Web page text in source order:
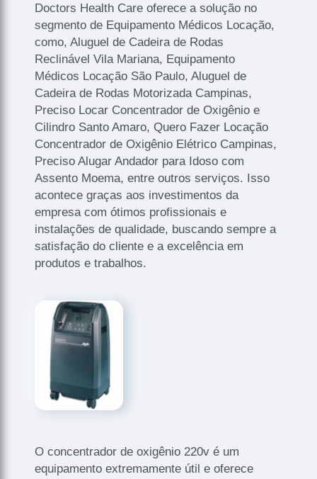
Doctors Health Care oferece a solução no
segmento de Equipamento Médicos Locação,
como, Aluguel de Cadeira de Rodas
Reclinável Vila Mariana, Equipamento
Médicos Locação São Paulo, Aluguel de
Cadeira de Rodas Motorizada Campinas,
Preciso Locar Concentrador de Oxigênio e
Cilindro Santo Amaro, Quero Fazer Locação
Concentrador de Oxigênio Elétrico Campinas,
Preciso Alugar Andador para Idoso com
Assento Moema, entre outros serviços. Isso
acontece graças aos investimentos da
empresa com ótimos profissionais e
instalações de qualidade, buscando sempre a
satisfação do cliente e a excelência em
produtos e trabalhos.
O concentrador de oxigênio 220v é um
equipamento extremamente útil e oferece